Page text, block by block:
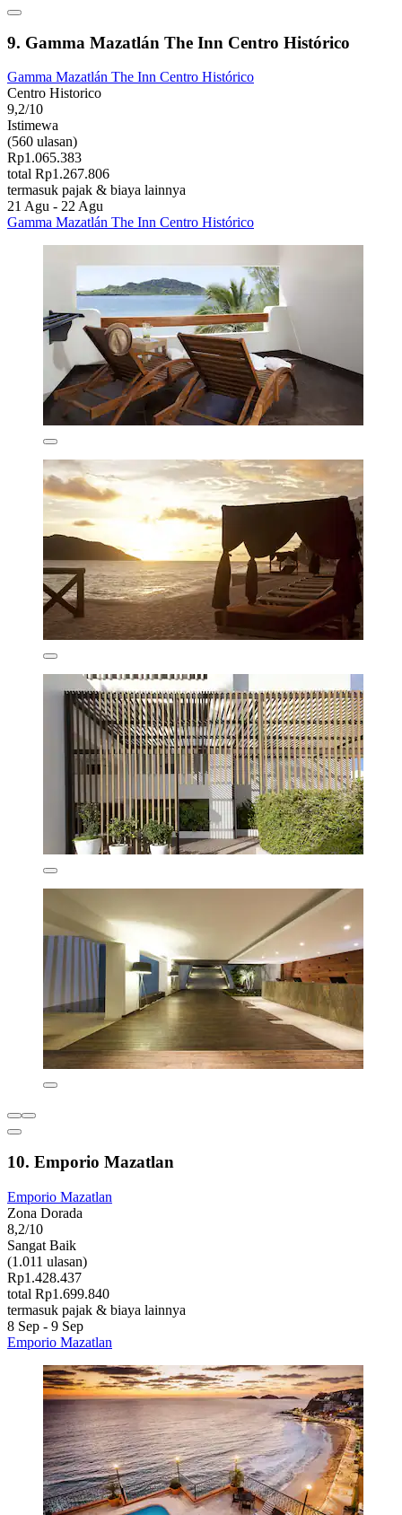
9. Gamma Mazatlán The Inn Centro Histórico
Gamma Mazatlán The Inn Centro Histórico
Centro Historico
9,2/10
Istimewa
(560 ulasan)
Rp1.065.383
total Rp1.267.806
termasuk pajak & biaya lainnya
21 Agu - 22 Agu
Gamma Mazatlán The Inn Centro Histórico
10. Emporio Mazatlan
Emporio Mazatlan
Zona Dorada
8,2/10
Sangat Baik
(1.011 ulasan)
Rp1.428.437
total Rp1.699.840
termasuk pajak & biaya lainnya
8 Sep - 9 Sep
Emporio Mazatlan